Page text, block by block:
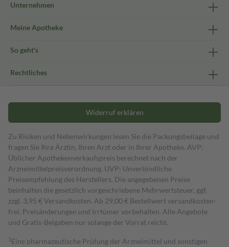
Unternehmen
Meine Apotheke
So geht's
Rechtliches
Widerruf erklären
Zu Risiken und Nebenwirkungen lesen Sie die Packungsbeilage und
fragen Sie Ihre Ärztin, Ihren Arzt oder in Ihrer Apotheke. AVP:
Üblicher Apothekenverkaufspreis berechnet nach der
Arzneimittelpreisverordnung. UVP: Unverbindliche
Preisempfehlung des Herstellers. Die angegebenen Preise
beinhalten die gesetzlich vorgeschriebene Mehrwertsteuer, ggf.
zzgl. 3,95 € Versandkosten. Ab 29,00 € Bestell­wert versand­kosten­
frei. Preisänderungen und Irrtümer vorbehalten. Alle Angebote
und Gratis-Beigaben nur solange der Vorrat reicht.
1 Eine pharmazeutische Prüfung der Arzneimittel und sonstigen